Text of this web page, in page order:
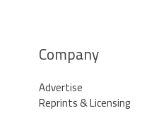
Company
Advertise
Reprints & Licensing